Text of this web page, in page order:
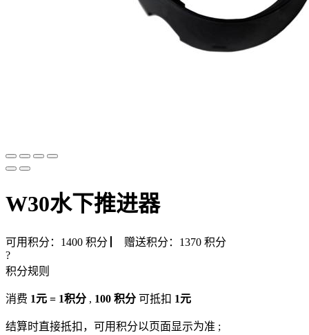
W30水下推进器
可用积分： 1400 积分 赠送积分： 1370 积分
?
积分规则
消费 1元 = 1积分 , 100 积分 可抵扣 1元
结算时直接抵扣，可用积分以页面显示为准 ;